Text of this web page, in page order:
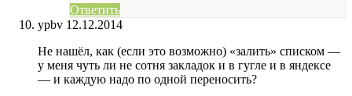
Ответить
ypbv 12.12.2014
Не нашёл, как (если это возможно) «залить» списком —
у меня чуть ли не сотня закладок и в гугле и в яндексе
— и каждую надо по одной переносить?